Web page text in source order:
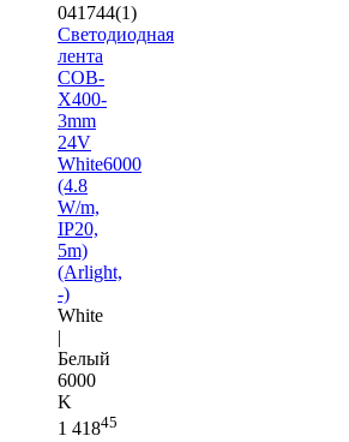
041744(1)
Светодиодная
лента
COB-
X400-
3mm
24V
White6000
(4.8
W/m,
IP20,
5m)
(Arlight,
-)
White
|
Белый
6000
K
1 41845